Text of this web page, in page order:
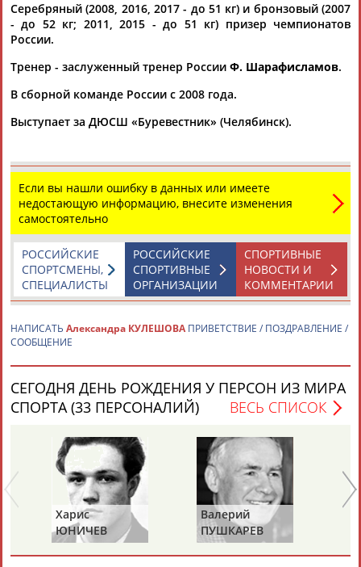
Александра Кулешова(до 48 кг). Бронзовые награды
получили Диана Пятак...
(Проект:Информационное агентство СТАДИОН
Женский чемпионат России по боксу состоится осенью 2021
года в Челябинске
РоссииАлександра Кулешовастали примером для
27.01.2021
В рамках второго Всемирного боксерского форума обсудили
женский бокс
...спортсменки, в том числе Надежда Торлопова, Софья
Очигава,Александра Кулешова, Зинаида Добрынина,
Татьяна Чалая и...
(Проект:Информационное агентство СТАДИОН
15.06.2019
ТАБЛО АКТИВНОСТИ
ЦЕЛИ ПРОЕКТА КОНТАКТЫ НАШИ КНОПКИ
Вопросы сотрудничества и совместной деятельностиinform@infosport.ru
Адресов в новостной рассылке: 996
Серебряный (2008, 2016, 2017 - до 51 кг) и бронзовый (2007
- до 52 кг; 2011, 2015 - до 51 кг) призер чемпионатов
России.
Тренер - заслуженный тренер России Ф. Шарафисламов.
В сборной команде России с 2008 года.
Выступает за ДЮСШ «Буревестник» (Челябинск).
Если вы нашли ошибку в данных или имеете
недостающую информацию, внесите изменения
самостоятельно
СПОРТИВНЫЕ
НОВОСТИ И
КОММЕНТАРИИ
РОССИЙСКИЕ
СПОРТИВНЫЕ
ОРГАНИЗАЦИИ
РОССИЙСКИЕ
СПОРТСМЕНЫ,
СПЕЦИАЛИСТЫ
НАПИСАТЬ Александра КУЛЕШОВА ПРИВЕТСТВИЕ / ПОЗДРАВЛЕНИЕ /
СООБЩЕНИЕ
СЕГОДНЯ ДЕНЬ РОЖДЕНИЯ У ПЕРСОН ИЗ МИРА
СПОРТА (33 ПЕРСОНАЛИЙ)
ВЕСЬ СПИСОК
Харис
ЮНИЧЕВ
Валерий
ПУШКАРЕВ